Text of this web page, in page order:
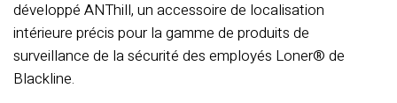
développé ANThill, un accessoire de localisation
intérieure précis pour la gamme de produits de
surveillance de la sécurité des employés Loner® de
Blackline.